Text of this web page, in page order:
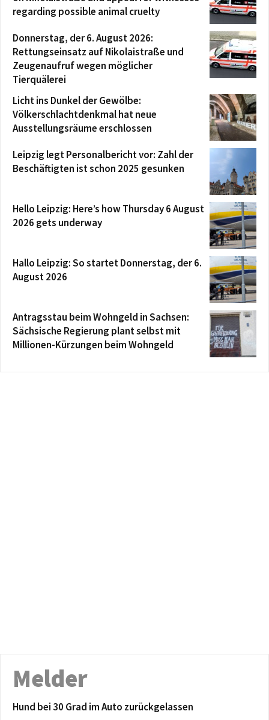
regarding possible animal cruelty
Donnerstag, der 6. August 2026:
Rettungseinsatz auf Nikolaistraße und
Zeugenaufruf wegen möglicher
Tierquälerei
Licht ins Dunkel der Gewölbe:
Völkerschlachtdenkmal hat neue
Ausstellungsräume erschlossen
Leipzig legt Personalbericht vor: Zahl der
Beschäftigten ist schon 2025 gesunken
Hello Leipzig: Here’s how Thursday 6 August
2026 gets underway
Hallo Leipzig: So startet Donnerstag, der 6.
August 2026
Antragsstau beim Wohngeld in Sachsen:
Sächsische Regierung plant selbst mit
Millionen-Kürzungen beim Wohngeld
Melder
Hund bei 30 Grad im Auto zurückgelassen